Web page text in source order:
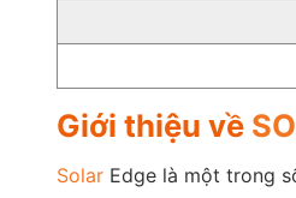
Giới thiệu về
Solar Edge là một trong